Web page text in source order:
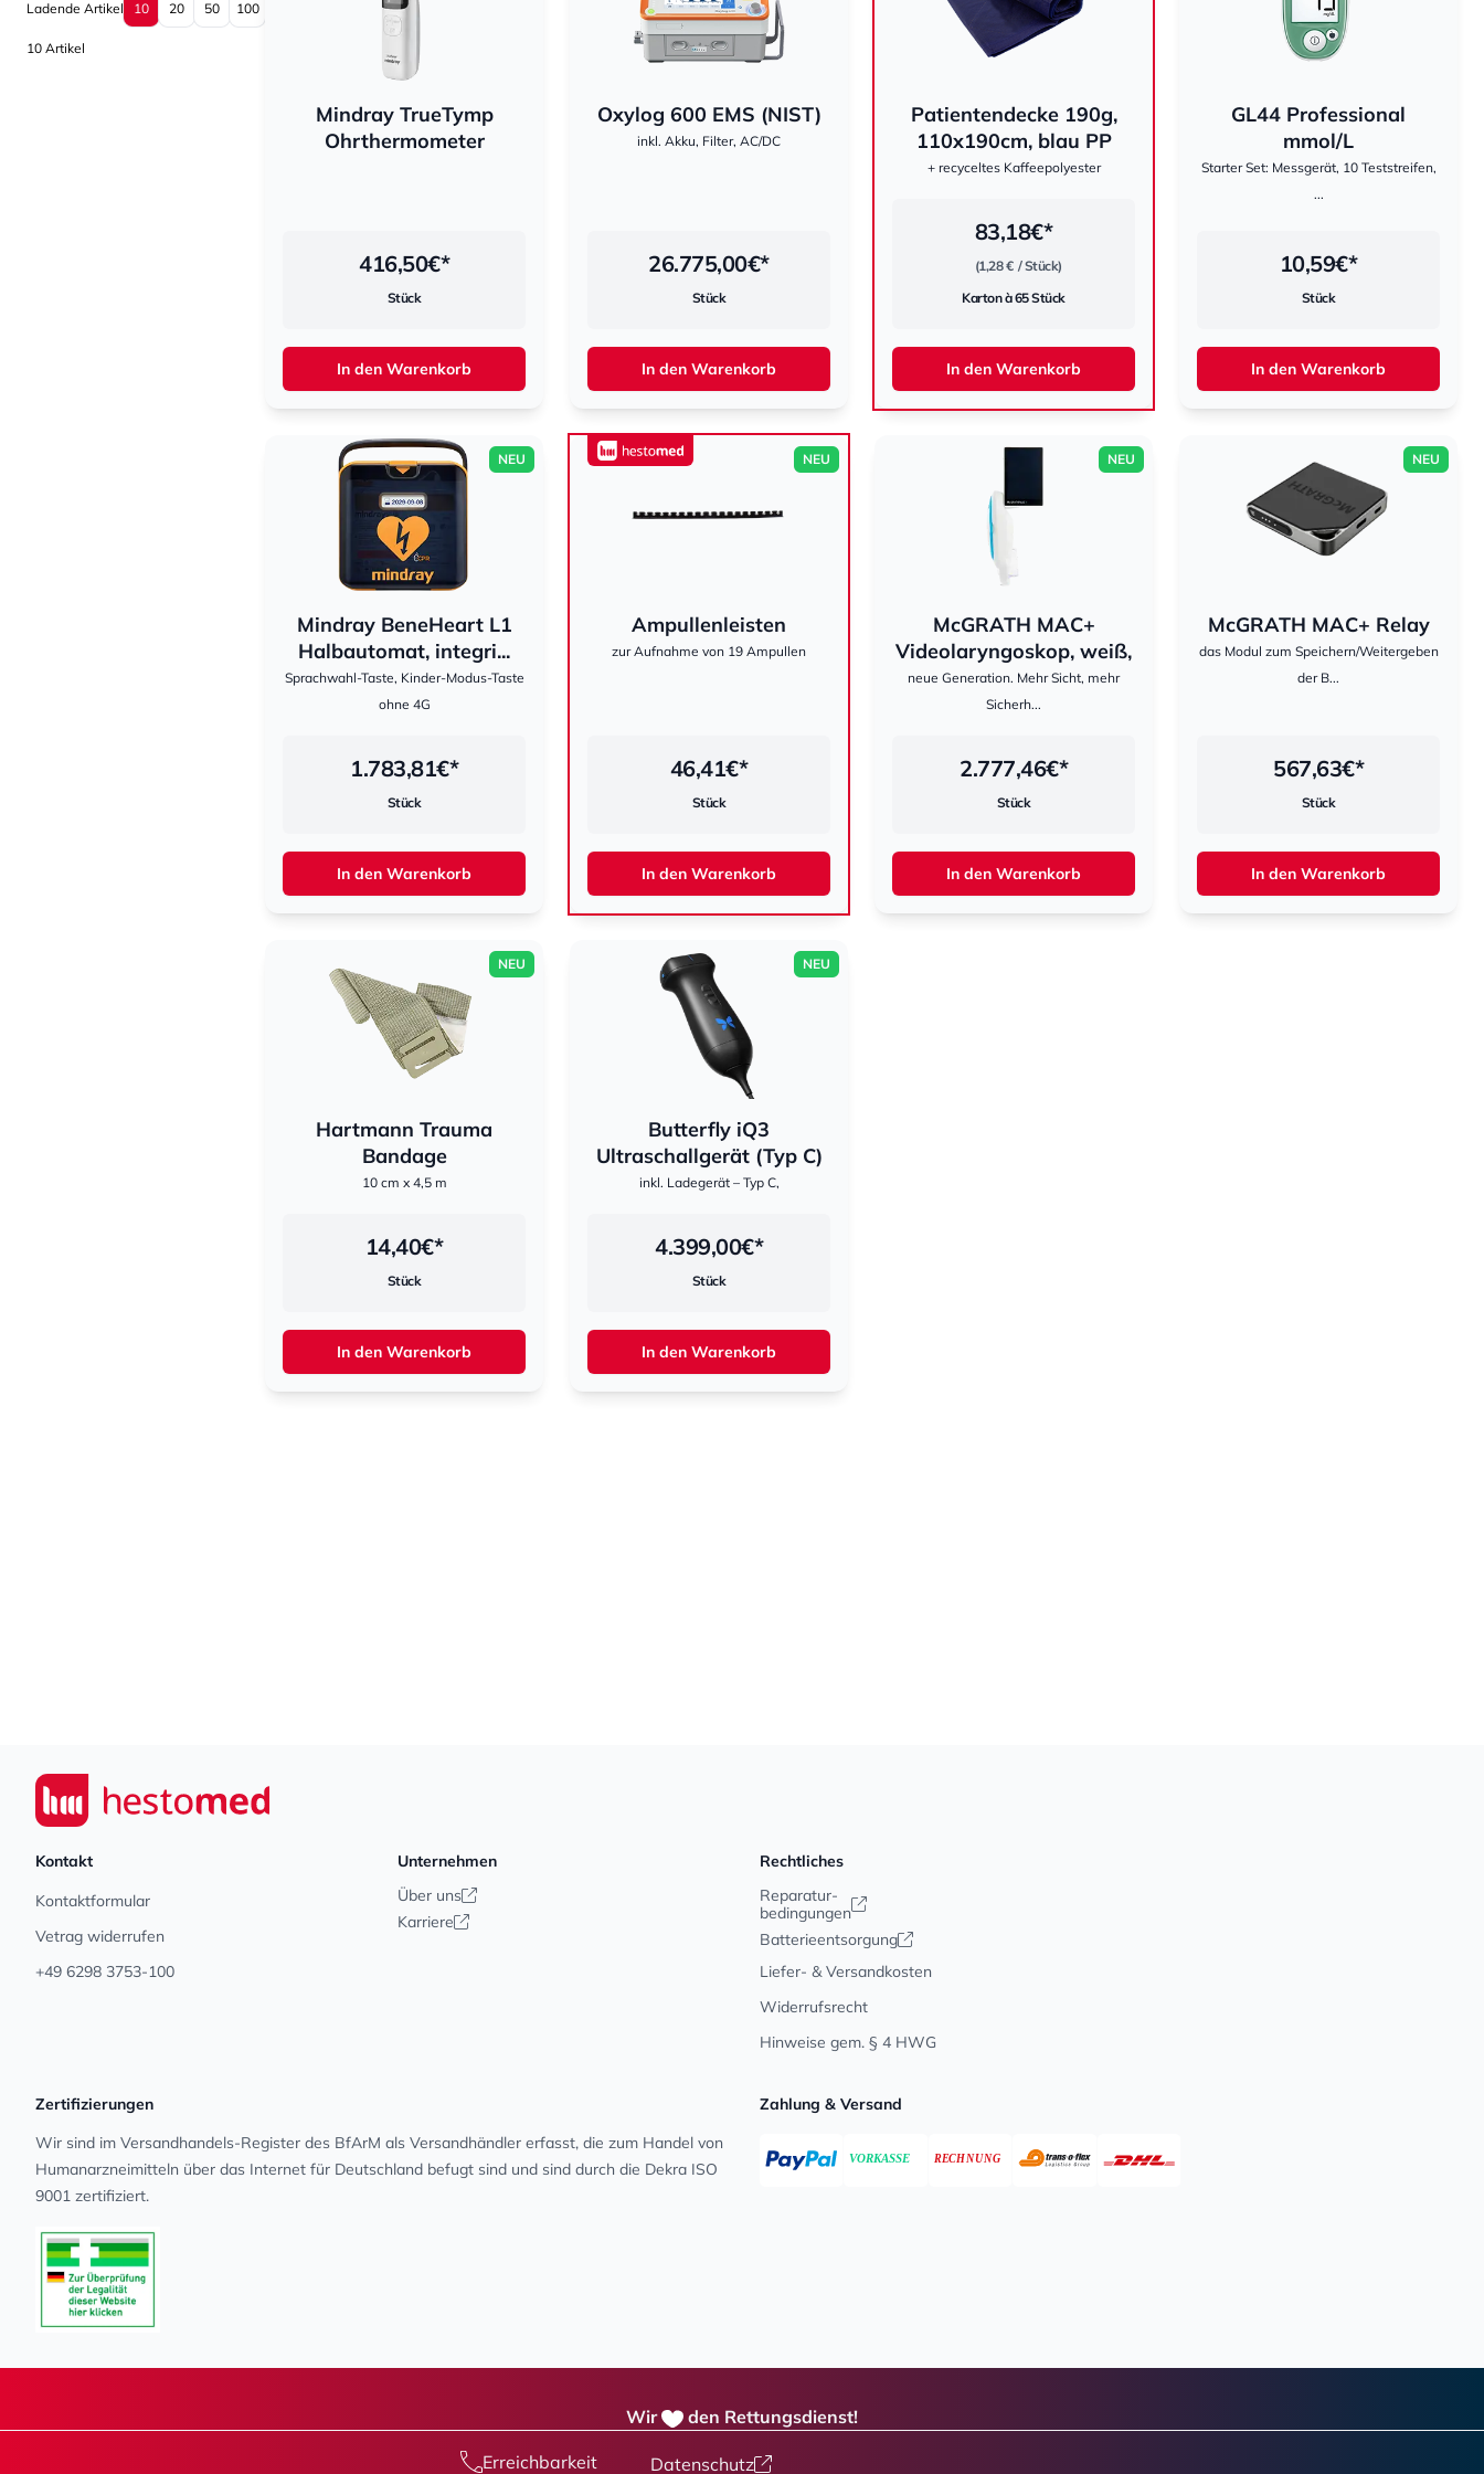
Ladende Artikel 10 20 50 100
10 Artikel
Mindray TrueTymp
Ohrthermometer
416,50€*
Stück
In den Warenkorb
Oxylog 600 EMS (NIST)
inkl. Akku, Filter, AC/DC
26.775,00€*
Stück
In den Warenkorb
Patientendecke 190g,
110x190cm, blau PP
+ recyceltes Kaffeepolyester
hestomed
83,18€*
(1,28 € / Stück)
Karton à 65 Stück
In den Warenkorb
GL44 Professional
mmol/L
Starter Set: Messgerät, 10 Teststreifen,
...
10,59€*
Stück
In den Warenkorb
NEU
Mindray BeneHeart L1
Halbautomat, integri...
Sprachwahl-Taste, Kinder-Modus-Taste
ohne 4G
1.783,81€*
Stück
In den Warenkorb
NEU
Ampullenleisten
zur Aufnahme von 19 Ampullen
hestomed
46,41€*
Stück
In den Warenkorb
NEU
McGRATH MAC+
Videolaryngoskop, weiß,
neue Generation. Mehr Sicht, mehr
Sicherh...
2.777,46€*
Stück
In den Warenkorb
NEU
McGRATH MAC+ Relay
das Modul zum Speichern/Weitergeben
der B...
567,63€*
Stück
In den Warenkorb
NEU
Hartmann Trauma
Bandage
10 cm x 4,5 m
14,40€*
Stück
In den Warenkorb
NEU
Butterfly iQ3
Ultraschallgerät (Typ C)
inkl. Ladegerät – Typ C,
4.399,00€*
Stück
In den Warenkorb
Seiwert GmbH
Kontakt
Kontaktformular
Vetrag widerrufen
+49 6298 3753-100
Unternehmen
Über uns
Karriere
Rechtliches
Reparatur-
bedingungen
Batterieentsorgung
Liefer- & Versandkosten
Widerrufsrecht
Hinweise gem. § 4 HWG
Zertifizierungen
Wir sind im Versandhandels-Register des BfArM als Versandhändler erfasst, die zum Handel von
Human­arz­nei­mit­teln über das Internet für Deutschland befugt sind und sind durch die Dekra ISO
9001 zertifiziert.
Zahlung & Versand
Wir den Rettungsdienst!
Erreichbarkeit Datenschutz